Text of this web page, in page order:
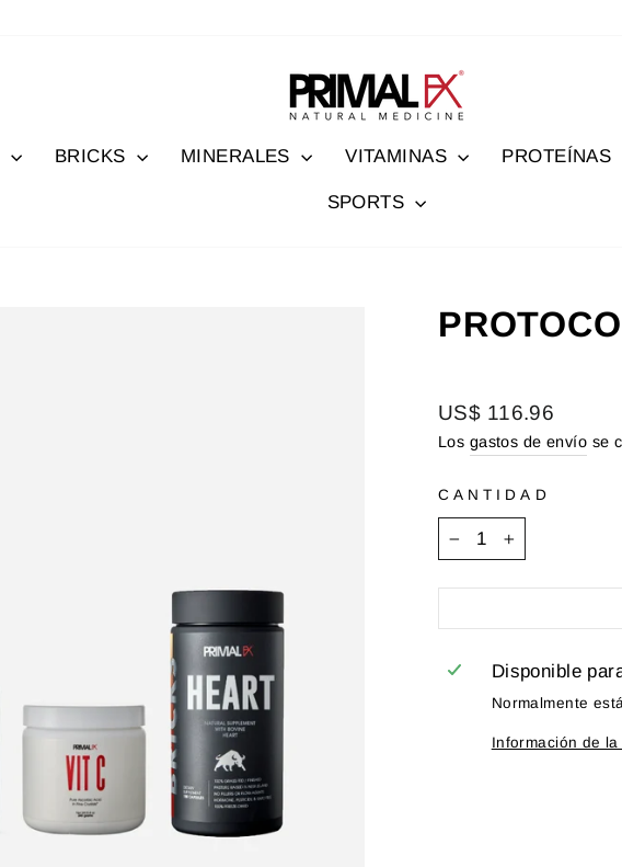
BRICKS MINERALES VITAMINAS PROTEÍNAS
SPORTS
Precio
habitual
US$ 116.96
Los gastos de envío se
CANTIDAD
Disponible
Normalmente
Información de